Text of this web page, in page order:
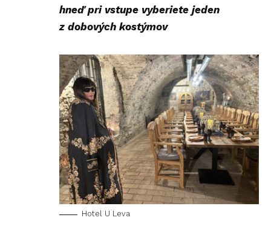
hneď pri vstupe vyberiete jeden
z dobových kostýmov
Hotel U Leva